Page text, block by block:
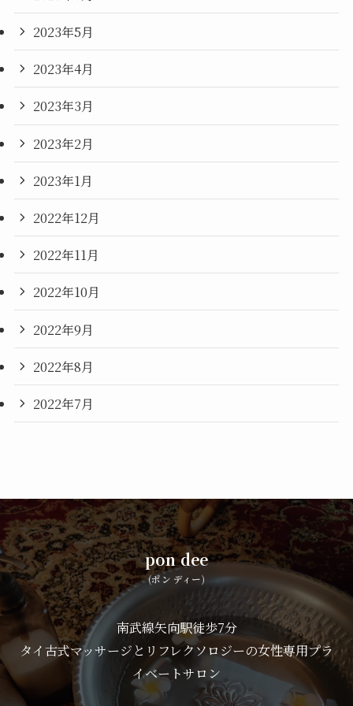
2023年5月
2023年4月
2023年3月
2023年2月
2023年1月
2022年12月
2022年11月
2022年10月
2022年9月
2022年8月
2022年7月
pon dee
(ポン ディー)
南武線矢向駅徒歩7分
タイ古式マッサージとリフレクソロジーの女性専用プラ
イベートサロン